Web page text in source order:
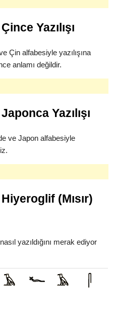
Yazılışı
Çin alfabesiyle yazılışına
anlamı değildir.
Yazılışı
ve Japon alfabesiyle
(Mısır)
yazıldığını merak ediyor